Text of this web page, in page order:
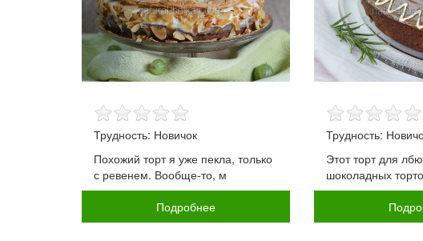
Трудность: Новичок
Похожий торт я уже пекла, только
с ревенем. Вообще-то, м
Подробнее
Трудность:
Этот торт для
шоколадных